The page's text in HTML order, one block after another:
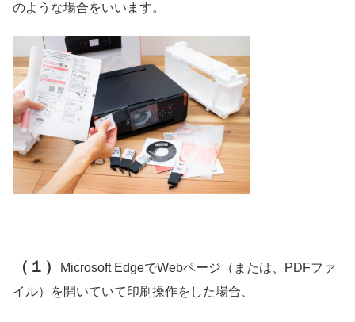
のような場合をいいます。
（１）
Microsoft EdgeでWebページ（または、PDFファ
イル）を開いていて印刷操作をした場合、